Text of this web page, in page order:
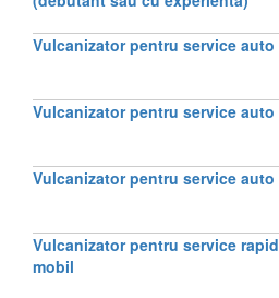
Vulcanizator pentru service auto
Vulcanizator pentru service auto
Vulcanizator pentru service auto
Vulcanizator pentru service rapid
mobil